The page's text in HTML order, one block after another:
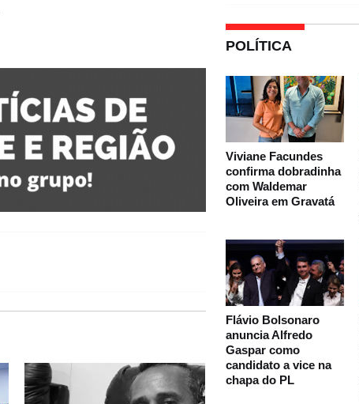
POLÍTICA
Viviane Facundes
confirma dobradinha
com Waldemar
Oliveira em Gravatá
Flávio Bolsonaro
anuncia Alfredo
Gaspar como
candidato a vice na
chapa do PL